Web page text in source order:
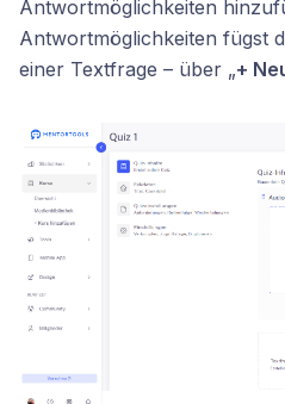
Antwortmöglichkeiten
Antwortmöglichkeiten fügst
einer Textfrage – über „+